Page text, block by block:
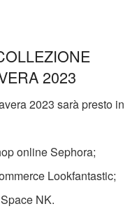
2023
2023 sarà presto in
online Sephora;
Lookfantastic;
NK.